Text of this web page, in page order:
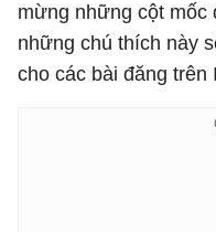
mừng những cột mốc
những chú thích này
cho các bài đăng trên